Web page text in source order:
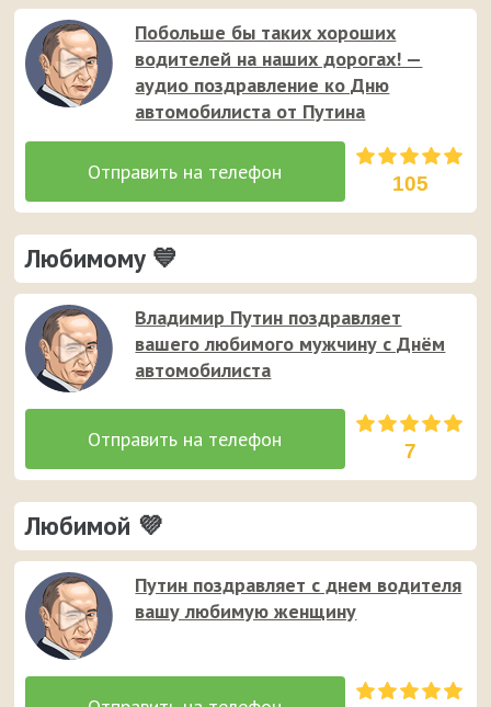
отправляйте её прямо на смартфон.
Побольше бы таких хороших
водителей на наших дорогах! —
аудио поздравление ко Дню
автомобилиста от Путина
105
Любимому 💙
Владимир Путин поздравляет
вашего любимого мужчину с Днём
автомобилиста
7
Любимой 💜
Путин поздравляет с днем водителя
вашу любимую женщину